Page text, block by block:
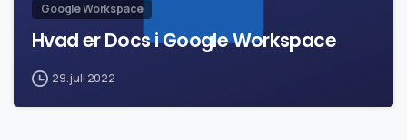
Google Workspace
Hvad er Docs i Google Workspace
29. juli 2022